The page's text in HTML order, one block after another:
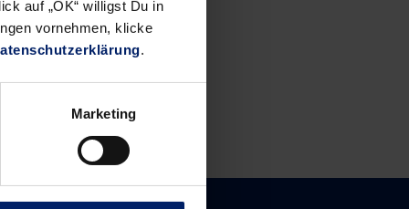
auf „OK“ willigst Du in
vornehmen, klicke
.
Marketing